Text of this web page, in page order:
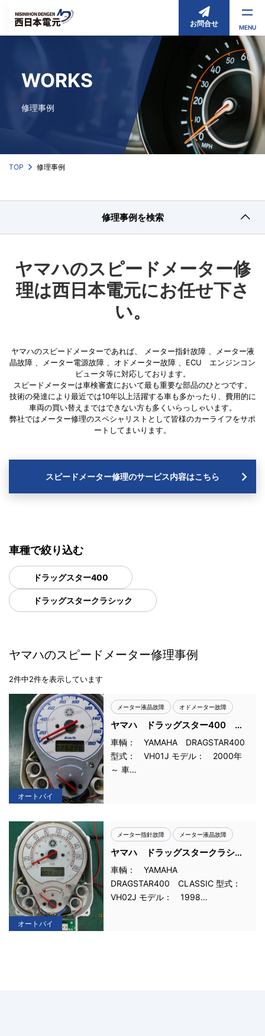
お問合せ MENU
WORKS
修理事例
TOP 修理事例
修理事例を検索
ヤマハのスピードメーター修
理は西日本電元にお任せ下さ
い。
ヤマハのスピードメーターであれば、 メーター指針故障、
メーター液
晶故障
メーター電源故障 オドメーター故障
ECU エンジンコン
ピュータ等に対応しております。
スピードメーターは車検審査において最も重要な部品のひとつです。
技術の発達により最近では10年以上活躍する車も多かったり、費用的に
車両の買い替えまではできない方も多くいらっしゃいます。
弊社ではメーター修理のスペシャリストとして皆様のカーライフをサポ
ートしてまいります。
スピードメーター修理のサービス内容はこちら
車種で絞り込む
ドラッグスター400
ドラッグスタークラシック
ヤマハのスピードメーター修理事例
2件中2件を表示しています
オートバイ
メーター液晶故障 オドメーター故障
ヤマハ ドラッグスター400 ス
ピードメーター液晶故障
車輌： YAMAHA DRAGSTAR400
型式： VH01J モデル： 2000年
～ 車…
オートバイ
メーター指針故障 メーター液晶故障
ヤマハ ドラッグスタークラシッ
ク スピードメーター故障
車輌： YAMAHA
DRAGSTAR400 CLASSIC 型式：
VH02J モデル： 1998…